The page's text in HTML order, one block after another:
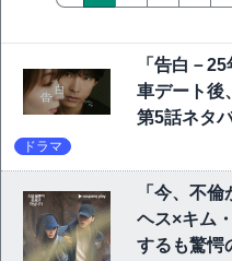
「告白－
車デート後
第5話ネタ
ドラマ
「今、不
ヘス×キム
するも驚愕